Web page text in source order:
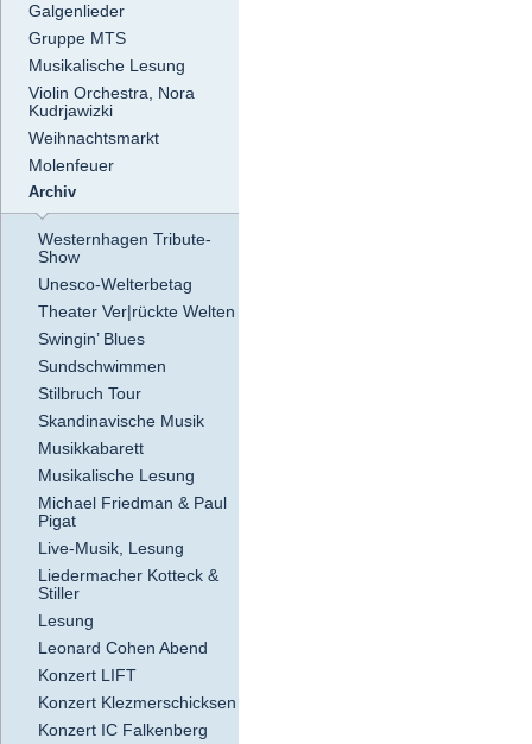
Galgenlieder
Gruppe MTS
Musikalische Lesung
Violin Orchestra, Nora
Kudrjawizki
Weihnachtsmarkt
Molenfeuer
Archiv
Westernhagen Tribute-
Show
Unesco-Welterbetag
Theater Ver|rückte Welten
Swingin’ Blues
Sundschwimmen
Stilbruch Tour
Skandinavische Musik
Musikkabarett
Musikalische Lesung
Michael Friedman & Paul
Pigat
Live-Musik, Lesung
Liedermacher Kotteck &
Stiller
Lesung
Leonard Cohen Abend
Konzert LIFT
Konzert Klezmerschicksen
Konzert IC Falkenberg